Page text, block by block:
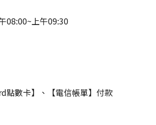
08:00~上午09:30
點數卡】、【電信帳單】付款